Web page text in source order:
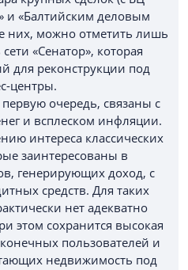
и «Балтийским деловым
них, можно отметить лишь
«Сенатор», которая
для реконструкции под
центры.
очередь, связаны с
и всплеском инфляции.
интереса классических
заинтересованы в
генерирующих доход, с
средств. Для таких
нет адекватно
этом сохранится высокая
пользователей и
недвижимость под